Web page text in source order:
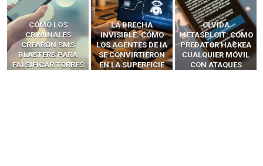
LA BRECHA
INVISIBLE: CÓMO
LOS AGENTES DE IA
SE CONVIRTIERON
EN LA SUPERFICIE
OLVIDA
METASPLOIT: CÓMO
PREDATOR HACKEA
CUALQUIER MÓVIL
CON ATAQUES
CÓMO LOS HACKERS
INTERCEPTAN OTPS
Y LLAMADAS
MÓVILES SIN
‘HACKEAR’ — EL